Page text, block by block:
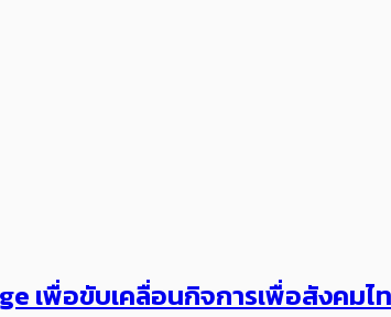
เพื่อขับเคลื่อนกิจการเพื่อสังคมไ